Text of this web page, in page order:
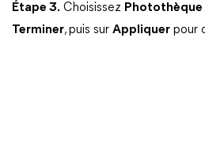
Étape 3. Choisissez Photothèque
Terminer, puis sur Appliquer pour